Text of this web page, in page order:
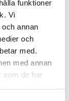
funktioner
Vi
annan
och
med.
med annan
som de har